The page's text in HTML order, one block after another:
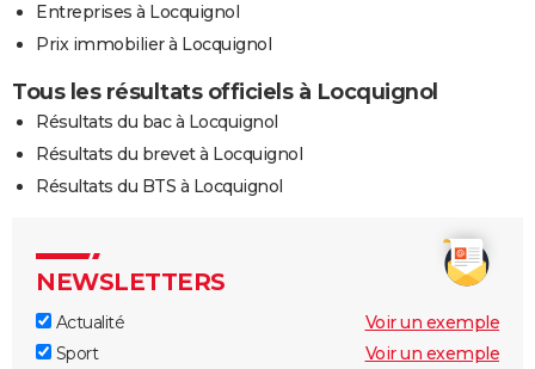
Entreprises à Locquignol
Prix immobilier à Locquignol
Tous les résultats officiels à Locquignol
Résultats du bac à Locquignol
Résultats du brevet à Locquignol
Résultats du BTS à Locquignol
NEWSLETTERS
Actualité
Voir un exemple
Sport
Voir un exemple